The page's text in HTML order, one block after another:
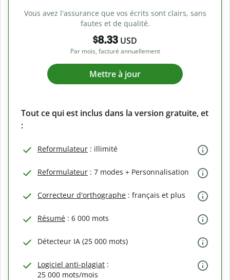
Vous avez l'assurance que vos écrits sont clairs, sans
fautes et de qualité.
$8.33 USD
Par mois, facturé annuellement
Mettre à jour
Tout ce qui est inclus dans la version gratuite, et
:
Reformulateur : illimité
Reformulateur : 7 modes + Personnalisation
Correcteur d'orthographe : français et plus
Résumé : 6 000 mots
Détecteur IA (25 000 mots)
Logiciel anti-plagiat :
25 000 mots/mois